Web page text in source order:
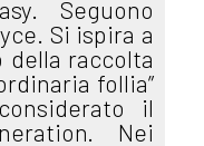
Seguono
Si ispira a
della raccolta
follia”
il
Nei